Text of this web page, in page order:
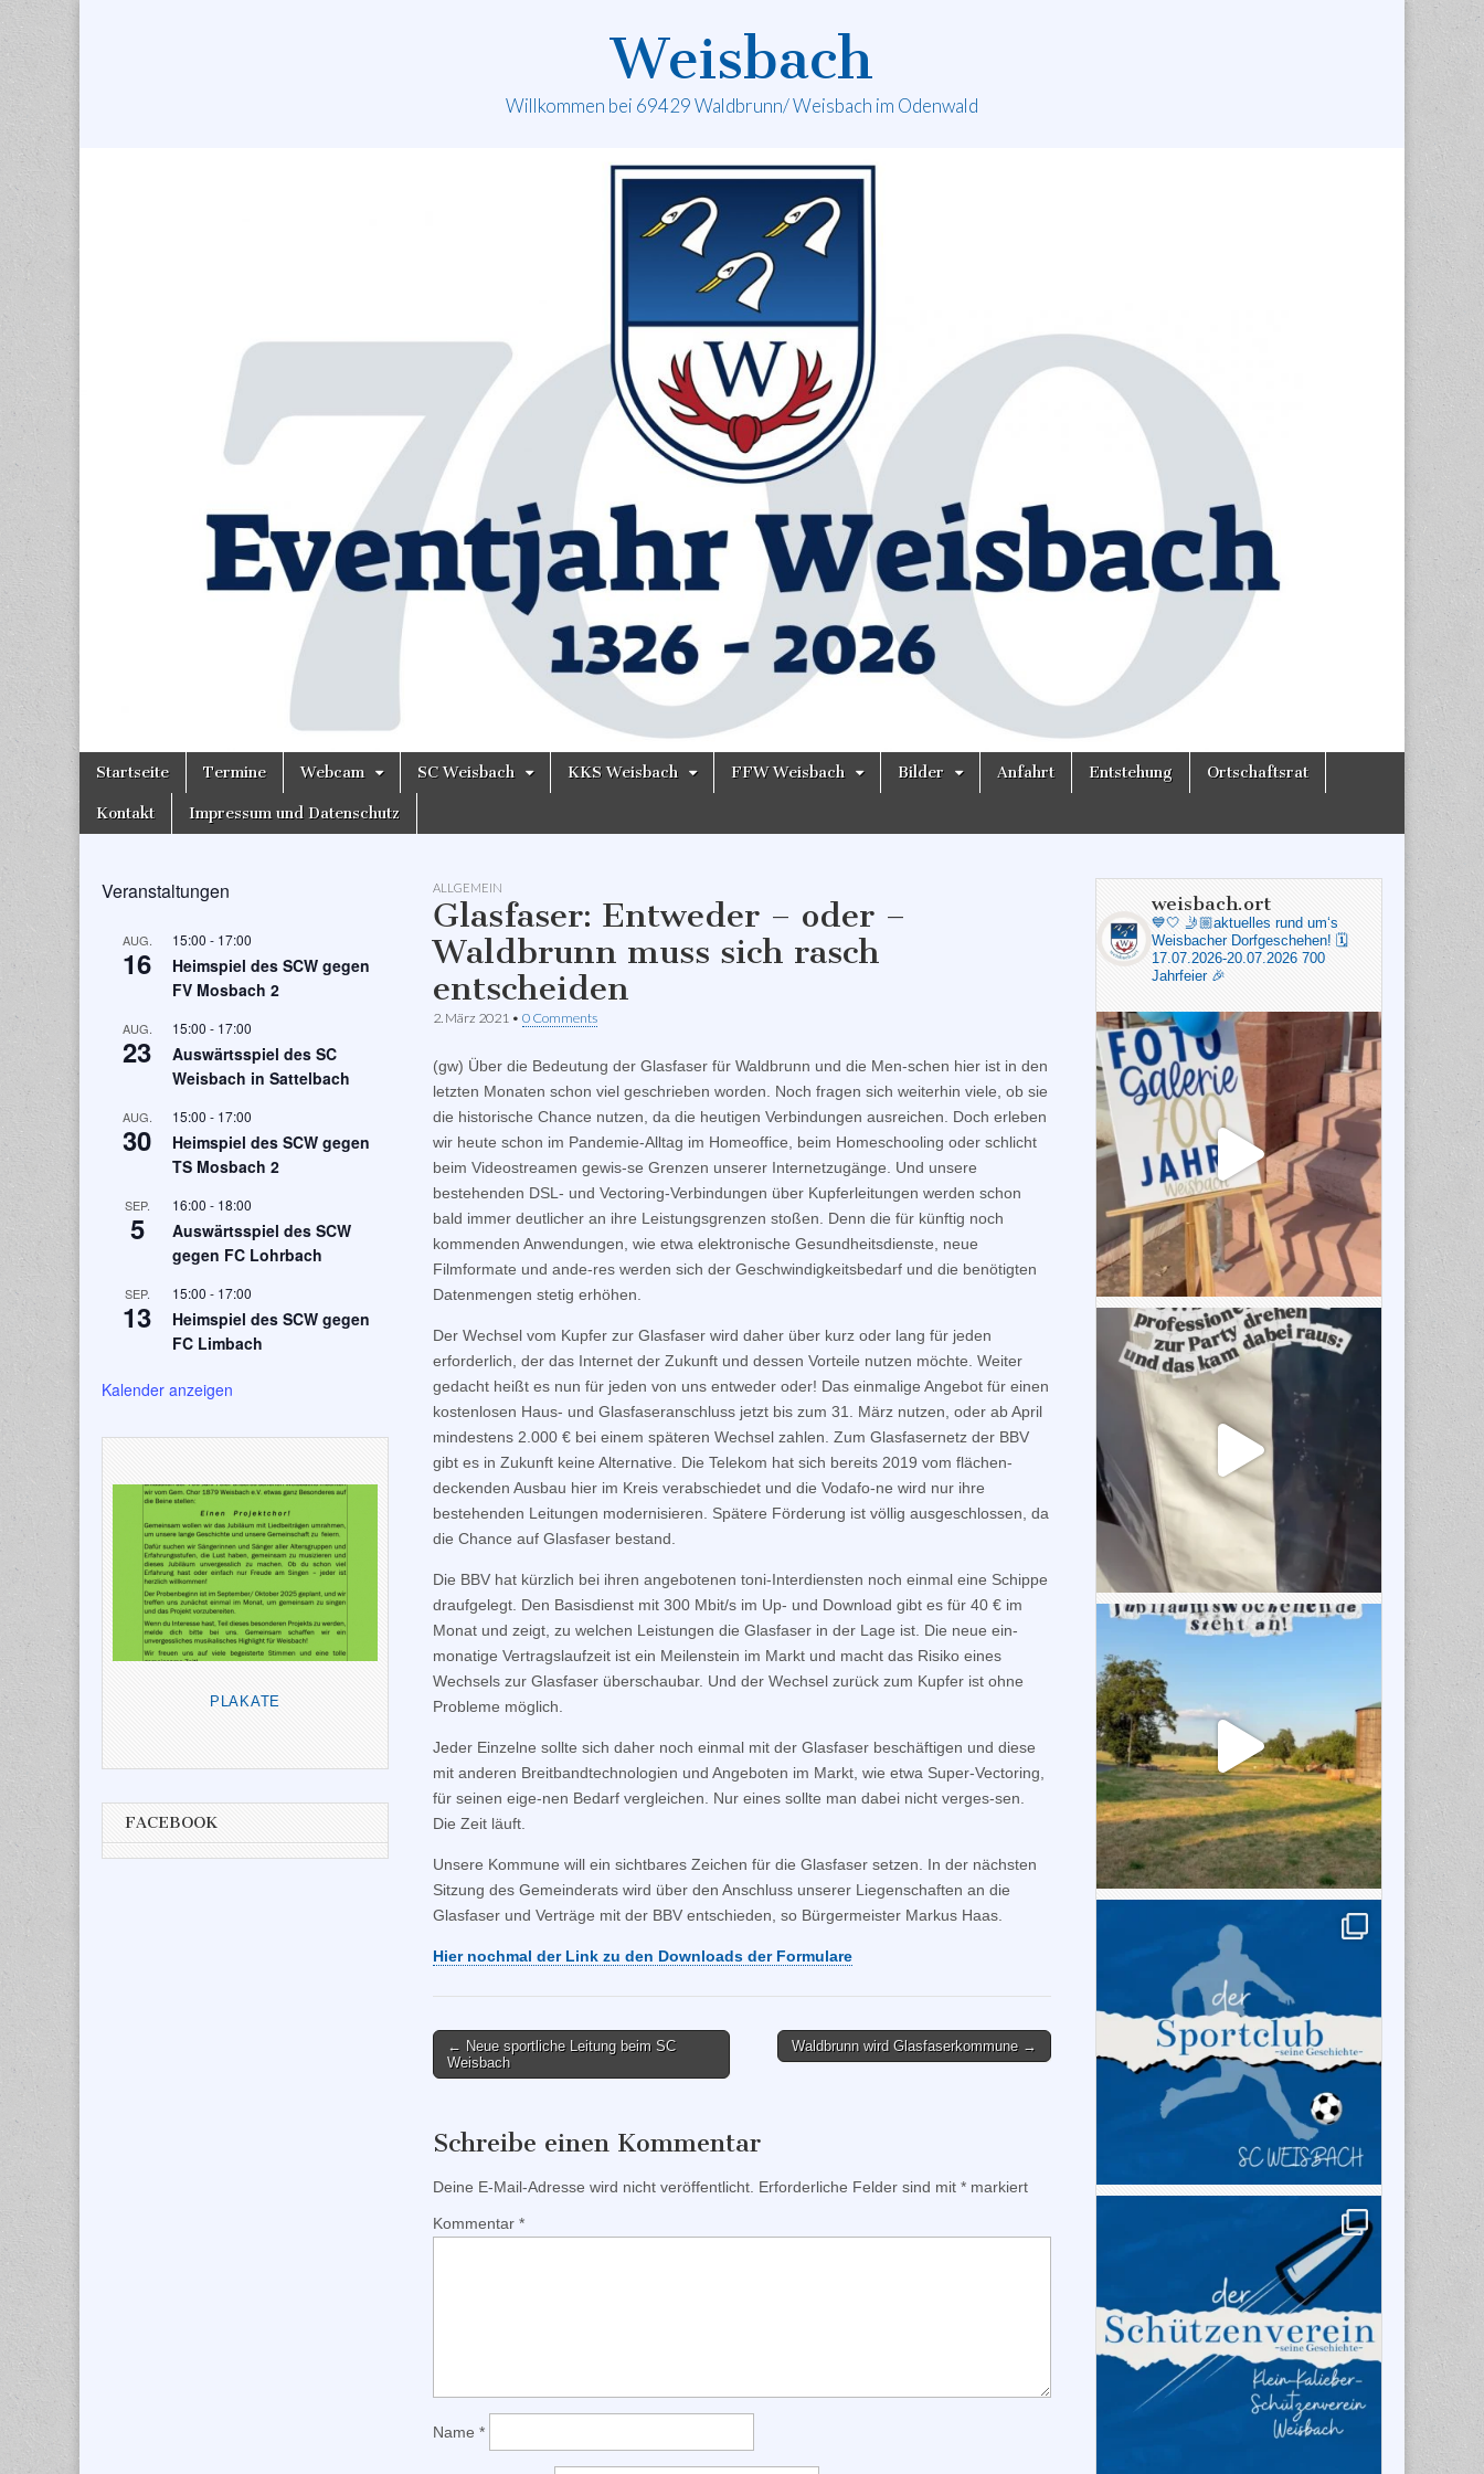
Weisbach
Willkommen bei 69429 Waldbrunn/ Weisbach im Odenwald
Main
Skip
content
Startseite Termine Webcam SC Weisbach KKS Weisbach FFW Weisbach Bilder Anfahrt Entstehung Ortschaftsrat
Kontakt Impressum und Datenschutz
ALLGEMEIN
Glasfaser: Entweder – oder –
Waldbrunn muss sich rasch
entscheiden
2. März 2021 • 0 Comments
(gw) Über die Bedeutung der Glasfaser für Waldbrunn und die Men-schen hier ist in den
letzten Monaten schon viel geschrieben worden. Noch fragen sich weiterhin viele, ob sie
die historische Chance nutzen, da die heutigen Verbindungen ausreichen. Doch erleben
wir heute schon im Pandemie-Alltag im Homeoffice, beim Homeschooling oder schlicht
beim Videostreamen gewis-se Grenzen unserer Internetzugänge. Und unsere
bestehenden DSL- und Vectoring-Verbindungen über Kupferleitungen werden schon
bald immer deutlicher an ihre Leistungsgrenzen stoßen. Denn die für künftig noch
kommenden Anwendungen, wie etwa elektronische Gesundheitsdienste, neue
Filmformate und ande-res werden sich der Geschwindigkeitsbedarf und die benötigten
Datenmengen stetig erhöhen.
Der Wechsel vom Kupfer zur Glasfaser wird daher über kurz oder lang für jeden
erforderlich, der das Internet der Zukunft und dessen Vorteile nutzen möchte. Weiter
gedacht heißt es nun für jeden von uns entweder oder! Das einmalige Angebot für einen
kostenlosen Haus- und Glasfaseranschluss jetzt bis zum 31. März nutzen, oder ab April
mindestens 2.000 € bei einem späteren Wechsel zahlen. Zum Glasfasernetz der BBV
gibt es in Zukunft keine Alternative. Die Telekom hat sich bereits 2019 vom flächen-
deckenden Ausbau hier im Kreis verabschiedet und die Vodafo-ne wird nur ihre
bestehenden Leitungen modernisieren. Spätere Förderung ist völlig ausgeschlossen, da
die Chance auf Glasfaser bestand.
Die BBV hat kürzlich bei ihren angebotenen toni-Interdiensten noch einmal eine Schippe
draufgelegt. Den Basisdienst mit 300 Mbit/s im Up- und Download gibt es für 40 € im
Monat und zeigt, zu welchen Leistungen die Glasfaser in der Lage ist. Die neue ein-
monatige Vertragslaufzeit ist ein Meilenstein im Markt und macht das Risiko eines
Wechsels zur Glasfaser überschaubar. Und der Wechsel zurück zum Kupfer ist ohne
Probleme möglich.
Jeder Einzelne sollte sich daher noch einmal mit der Glasfaser beschäftigen und diese
mit anderen Breitbandtechnologien und Angeboten im Markt, wie etwa Super-Vectoring,
für seinen eige-nen Bedarf vergleichen. Nur eines sollte man dabei nicht verges-sen.
Die Zeit läuft.
Unsere Kommune will ein sichtbares Zeichen für die Glasfaser setzen. In der nächsten
Sitzung des Gemeinderats wird über den Anschluss unserer Liegenschaften an die
Glasfaser und Verträge mit der BBV entschieden, so Bürgermeister Markus Haas.
Hier nochmal der Link zu den Downloads der Formulare
Post
navigation
← Neue sportliche Leitung beim SC
Weisbach
Waldbrunn wird Glasfaserkommune →
Schreibe einen Kommentar
Deine E-Mail-Adresse wird nicht veröffentlicht. Erforderliche Felder sind mit * markiert
Kommentar *
Name *
Veranstaltungen
AUG.
16
15:00 - 17:00
Heimspiel des SCW gegen
FV Mosbach 2
AUG.
23
15:00 - 17:00
Auswärtsspiel des SC
Weisbach in Sattelbach
AUG.
30
15:00 - 17:00
Heimspiel des SCW gegen
TS Mosbach 2
SEP.
5
16:00 - 18:00
Auswärtsspiel des SCW
gegen FC Lohrbach
SEP.
13
15:00 - 17:00
Heimspiel des SCW gegen
FC Limbach
Kalender anzeigen
PLAKATE
FACEBOOK
weisbach.ort
💙🤍 🤳🏼aktuelles rund um‘s
Weisbacher Dorfgeschehen! 🗓️
17.07.2026-20.07.2026 700
Jahrfeier 🎉